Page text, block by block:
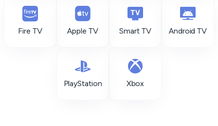
Fire TV Apple TV Smart TV Android TV
PlayStation Xbox